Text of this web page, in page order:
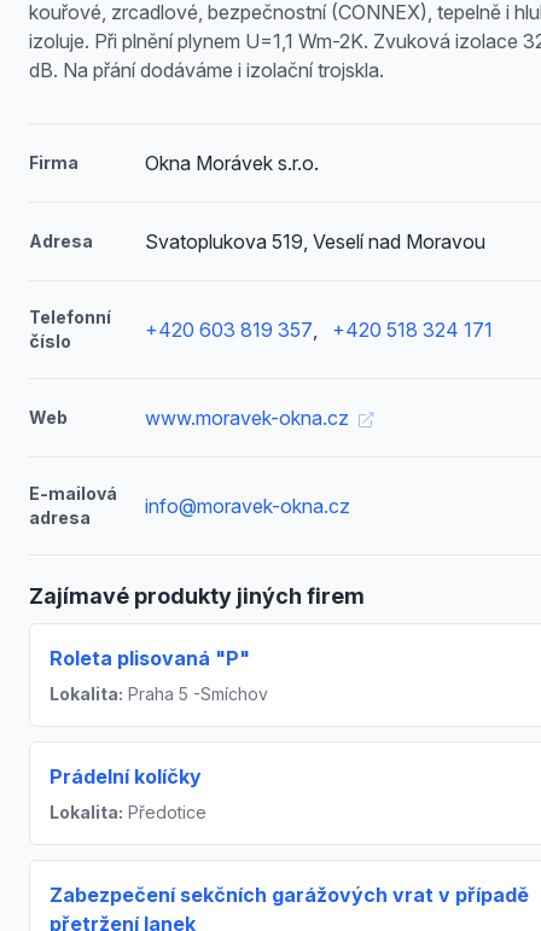
kouřové, zrcadlové, bezpečnostní (CONNEX), tepelně i
izoluje. Při plnění plynem U=1,1 Wm-2K. Zvuková izolace
dB. Na přání dodáváme i izolační trojskla.
Firma Okna Morávek s.r.o.
Adresa Svatoplukova 519, Veselí nad Moravou
Telefonní
číslo
+420 603 819 357, +420 518 324 171
Web www.moravek-okna.cz
E-mailová
adresa
info@moravek-okna.cz
Zajímavé produkty jiných firem
Roleta plisovaná "P"
Lokalita: Praha 5 -Smíchov
Prádelní kolíčky
Lokalita: Předotice
Zabezpečení sekčních garážových vrat v případě
přetržení lanek